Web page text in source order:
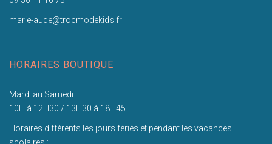
marie-aude@trocmodekids.fr
HORAIRES BOUTIQUE
Mardi au Samedi :
10H à 12H30 / 13H30 à 18H45
Horaires différents les jours fériés et pendant les vacances